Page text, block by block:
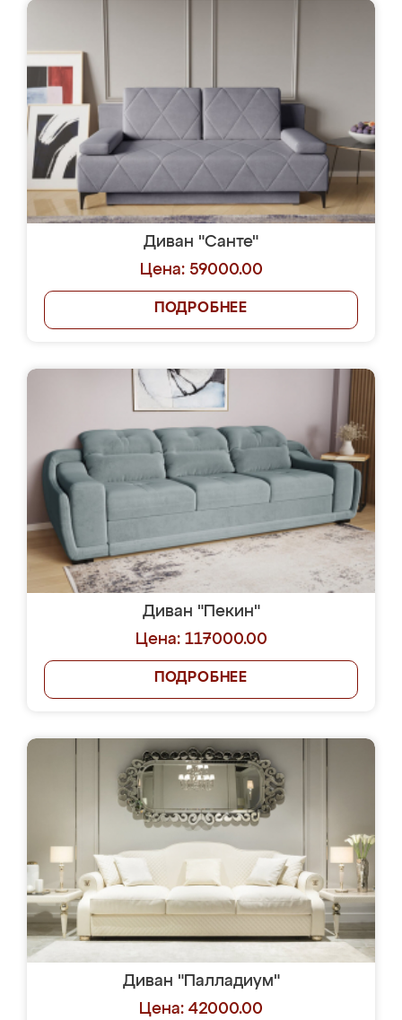
Диван "Санте"
Цена: 59000.00
ПОДРОБНЕЕ
Диван "Пекин"
Цена: 117000.00
ПОДРОБНЕЕ
Диван "Палладиум"
Цена: 42000.00